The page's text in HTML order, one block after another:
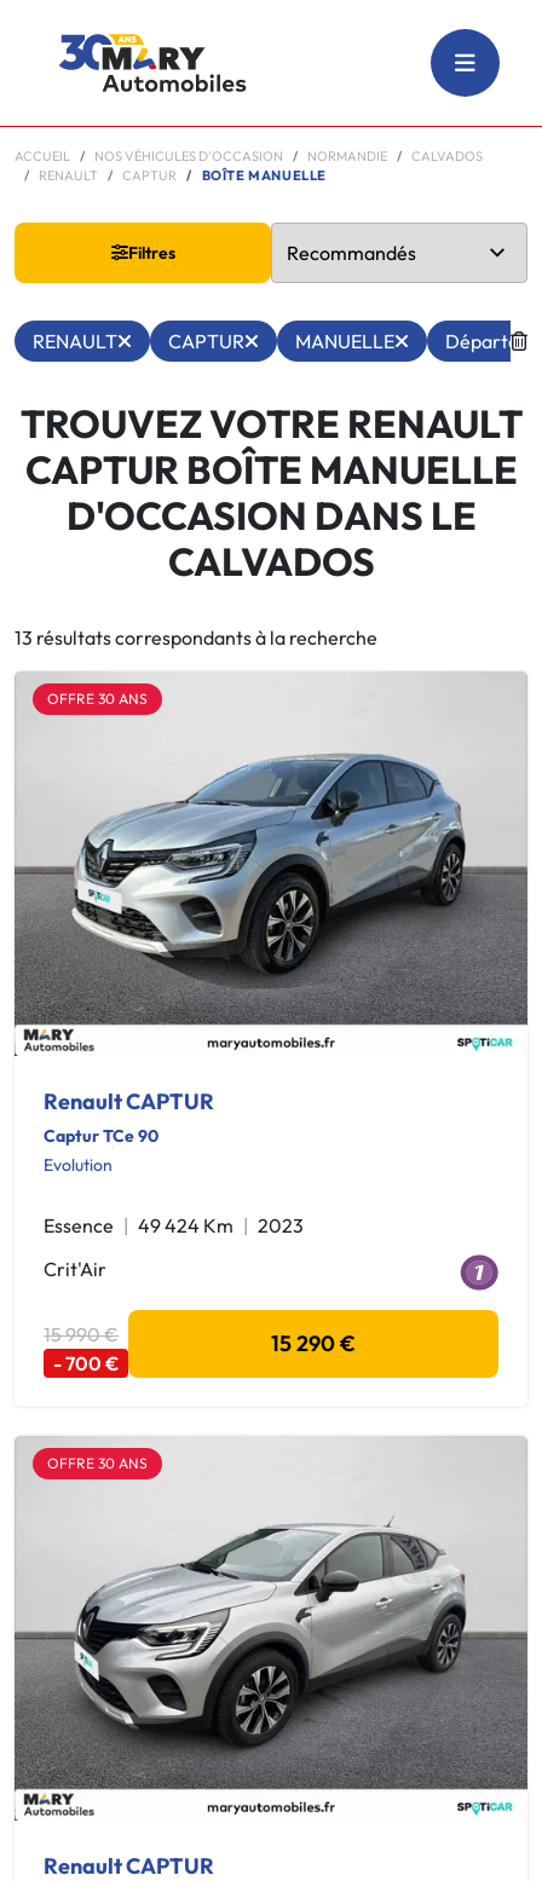
ACCUEIL NOS VÉHICULES D'OCCASION NORMANDIE
CALVADOS
RENAULT
CAPTUR BOÎTE MANUELLE
Filtres
RENAULT CAPTUR MANUELLE
TROUVEZ VOTRE RENAULT
CAPTUR BOÎTE MANUELLE
D'OCCASION DANS LE
CALVADOS
13 résultats correspondants à la recherche
OFFRE 30 ANS
Renault CAPTUR
Captur TCe 90
Evolution
Essence 49 424 Km
2023
Crit'Air
15 990 €
- 700 €
15 290 €
OFFRE 30 ANS
Renault CAPTUR